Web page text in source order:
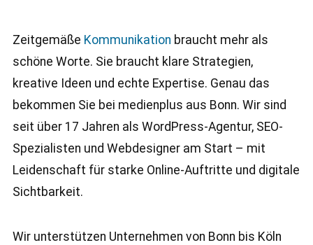
Zeitgemäße Kommunikation braucht mehr als
schöne Worte. Sie braucht klare Strategien,
kreative Ideen und echte Expertise. Genau das
bekommen Sie bei medienplus aus Bonn. Wir sind
seit über 17 Jahren als WordPress-Agentur, SEO-
Spezialisten und Webdesigner am Start – mit
Leidenschaft für starke Online-Auftritte und digitale
Sichtbarkeit.
Wir unterstützen Unternehmen von Bonn bis Köln